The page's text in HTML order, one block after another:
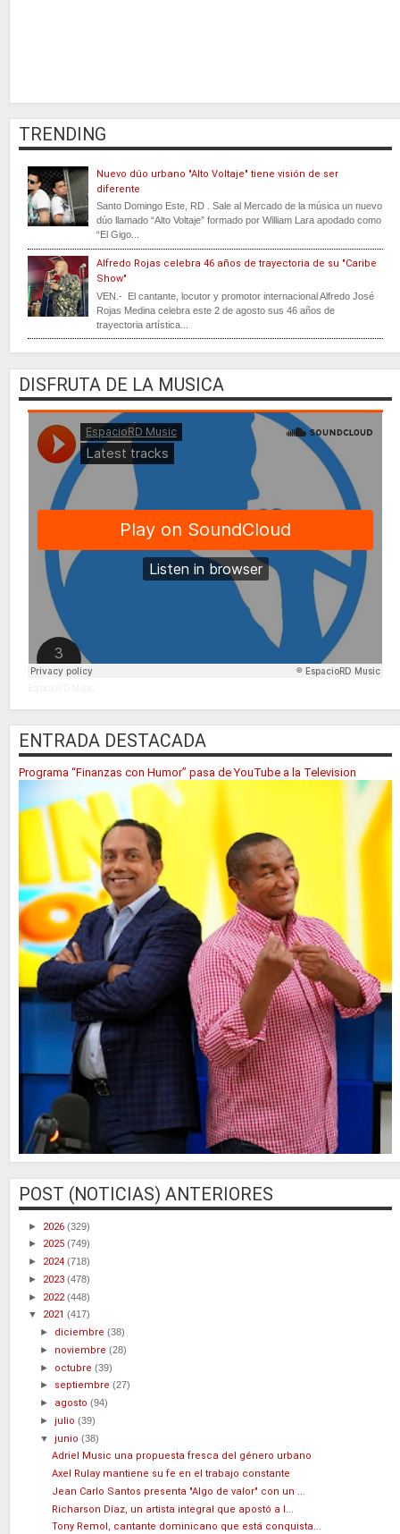
TRENDING
Nuevo dúo urbano "Alto Voltaje" tiene visión de ser
diferente
Santo Domingo Este, RD . Sale al Mercado de la música un nuevo
dúo llamado “Alto Voltaje” formado por William Lara apodado como
“El Gigo...
Alfredo Rojas celebra 46 años de trayectoria de su "Caribe
Show"
VEN.- El cantante, locutor y promotor internacional Alfredo José
Rojas Medina celebra este 2 de agosto sus 46 años de
trayectoria artística...
DISFRUTA DE LA MUSICA
ENTRADA DESTACADA
Programa “Finanzas con Humor” pasa de YouTube a la Television
POST (NOTICIAS) ANTERIORES
► 2026 (329)
► 2025 (749)
► 2024 (718)
► 2023 (478)
► 2022(448)
▼ 2021 (417)
► diciembre(38)
► noviembre(28)
► octubre(39)
► septiembre(27)
► agosto(94)
►julio(39)
▼junio(38)
Adriel Music una propuesta fresca del género urbano
Axel Rulay mantiene su fe en el trabajo constante
Jean Carlo Santos presenta "Algo de valor" con un ...
Richarson Díaz, un artista integral que apostó a l...
Tony Remol, cantante dominicano que está conquista...